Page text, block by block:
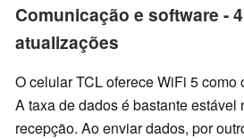
Comunicação e software -
atualizações
O celular TCL oferece WiFi 5 como
A taxa de dados é bastante estável
recepção. Ao enviar dados, por